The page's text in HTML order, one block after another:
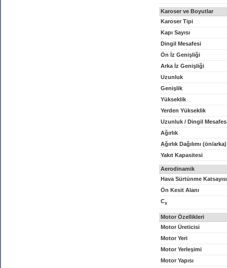
Karoser ve Boyutlar
Karoser Tipi
Kapı Sayısı
Dingil Mesafesi
Ön İz Genişliği
Arka İz Genişliği
Uzunluk
Genişlik
Yükseklik
Yerden Yükseklik
Uzunluk / Dingil
Ağırlık
Ağırlık Dağılımı (ön/arka)
Yakıt Kapasitesi
Aerodinamik
Hava Sürtünme Katsayısı
Ön Kesit Alanı
Cx
Motor Özellikleri
Motor Üreticisi
Motor Yeri
Motor Yerleşimi
Motor Yapısı